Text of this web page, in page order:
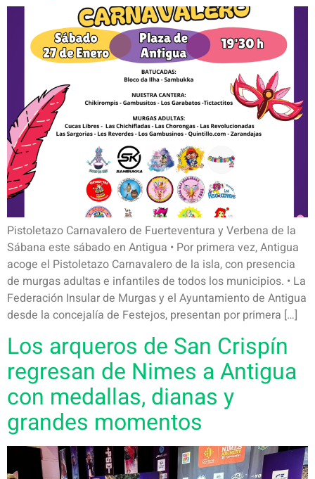
Pistoletazo Carnavalero de Fuerteventura y Verbena de la
Sábana este sábado en Antigua • Por primera vez, Antigua
acoge el Pistoletazo Carnavalero de la isla, con presencia
de murgas adultas e infantiles de todos los municipios. • La
Federación Insular de Murgas y el Ayuntamiento de Antigua
desde la concejalía de Festejos, presentan por primera […]
Los arqueros de San Crispín
regresan de Nimes a Antigua
con medallas, dianas y
grandes momentos